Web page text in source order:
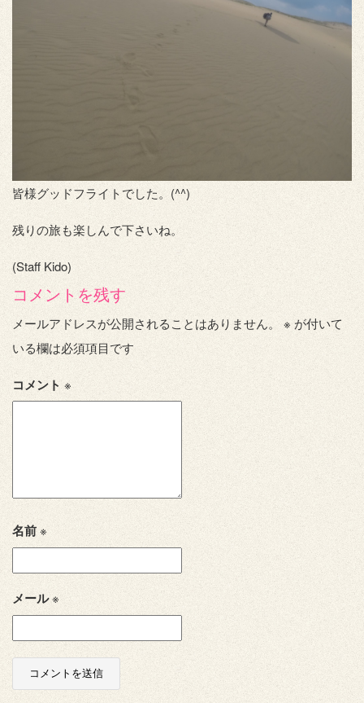
皆様グッドフライトでした。(^^)
残りの旅も楽しんで下さいね。
(Staff Kido)
コメントを残す
メールアドレスが公開されることはありません。 ※ が付いて
いる欄は必須項目です
コメント※
名前※
メール※